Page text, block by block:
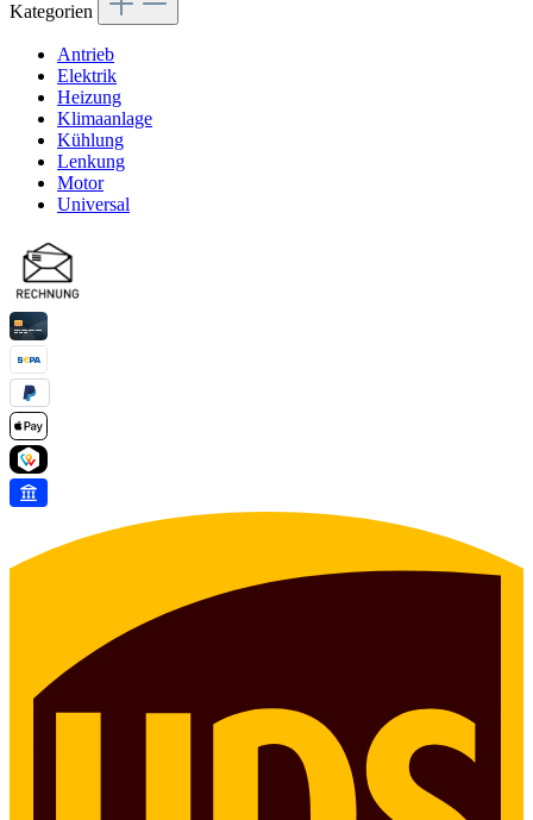
Kategorien
Antrieb
Elektrik
Heizung
Klimaanlage
Kühlung
Lenkung
Motor
Universal